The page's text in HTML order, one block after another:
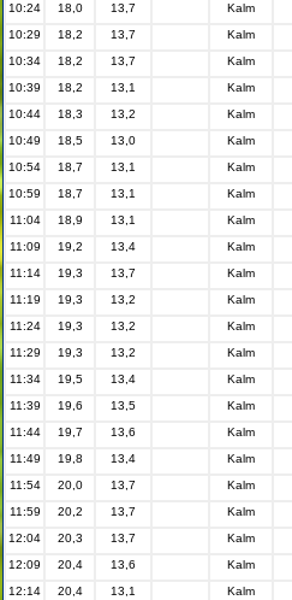
10:24
18,0 13,7 Kalm
10:29
18,2 13,7 Kalm
10:34
18,2 13,7 Kalm
10:39
18,2 13,1 Kalm
10:44
18,3 13,2 Kalm
10:49
18,5 13,0 Kalm
10:54
18,7 13,1 Kalm
10:59
18,7 13,1 Kalm
11:04
18,9 13,1 Kalm
11:09
19,2 13,4 Kalm
11:14
19,3 13,7 Kalm
11:19
19,3 13,2 Kalm
11:24
19,3 13,2 Kalm
11:29
19,3 13,2 Kalm
11:34
19,5 13,4 Kalm
11:39
19,6 13,5 Kalm
11:44
19,7 13,6 Kalm
11:49
19,8 13,4 Kalm
11:54
20,0 13,7 Kalm
11:59
20,2 13,7 Kalm
12:04
20,3 13,7 Kalm
12:09
20,4 13,6 Kalm
12:14
20,4 13,1 Kalm